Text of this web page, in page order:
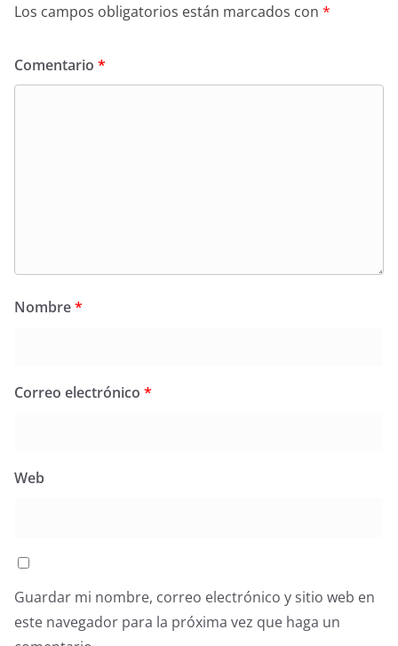
Los campos obligatorios están marcados con *
Comentario *
Nombre*
Correo electrónico *
Web
Guardar mi nombre, correo electrónico y sitio web en
este navegador para la próxima vez que haga un